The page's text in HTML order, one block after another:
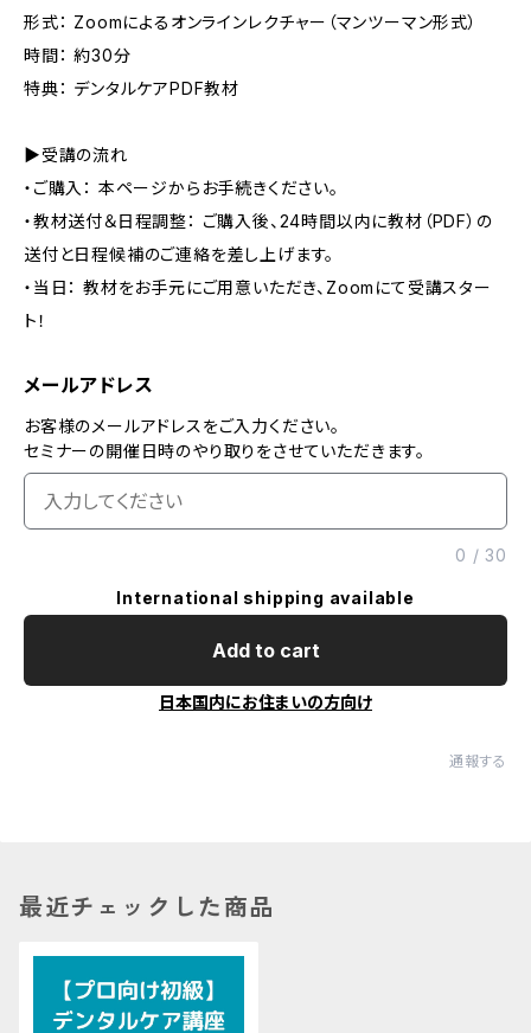
形式： Zoomによるオンラインレクチャー（マンツーマン形式）
時間： 約30分
特典： デンタルケアPDF教材
▶受講の流れ
・ご購入： 本ページからお手続きください。
・教材送付＆日程調整： ご購入後、24時間以内に教材（PDF）の
送付と日程候補のご連絡を差し上げます。
・当日： 教材をお手元にご用意いただき、Zoomにて受講スター
ト！
メールアドレス
お客様のメールアドレスをご入力ください。
セミナーの開催日時のやり取りをさせていただきます。
0 /30
International shipping available
Add to cart
日本国内にお住まいの方向け
通報する
最近チェックした商品